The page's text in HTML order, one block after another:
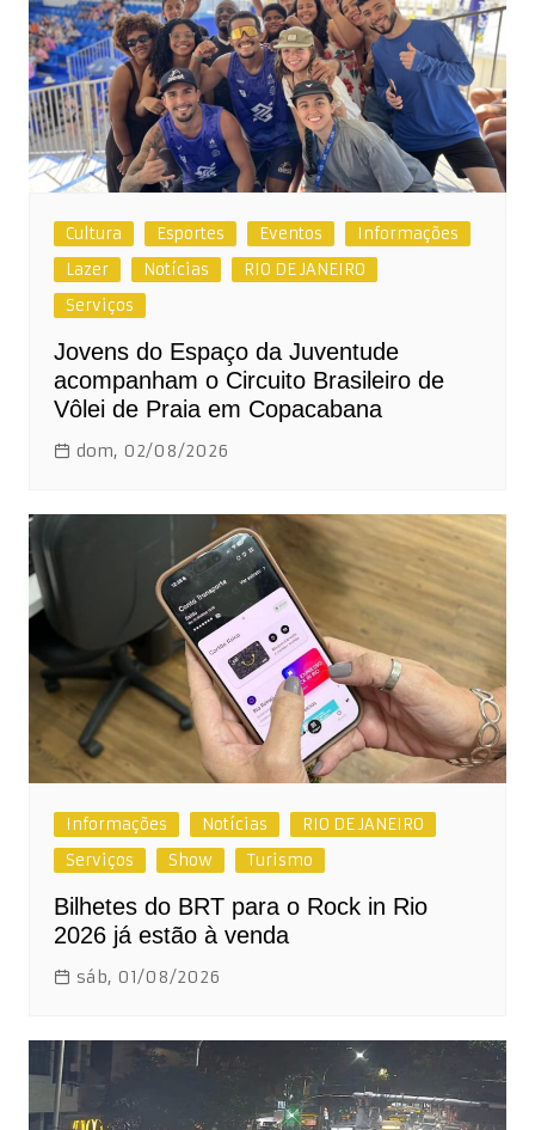
Cultura Esportes Eventos
Informações
Lazer
Notícias
RIO DE JANEIRO
Serviços
Jovens do Espaço da Juventude
acompanham o Circuito Brasileiro de
Vôlei de Praia em Copacabana
dom, 02/08/2026
Informações Notícias
RIO DE JANEIRO
Serviços
Show Turismo
Bilhetes do BRT para o Rock in Rio
2026 já estão à venda
sáb, 01/08/2026